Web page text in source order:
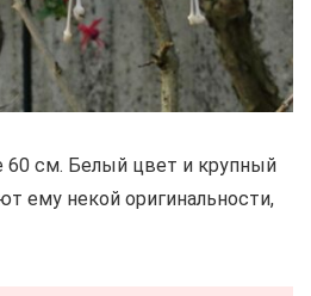
60 см. Белый цвет и крупный
ему некой оригинальности,